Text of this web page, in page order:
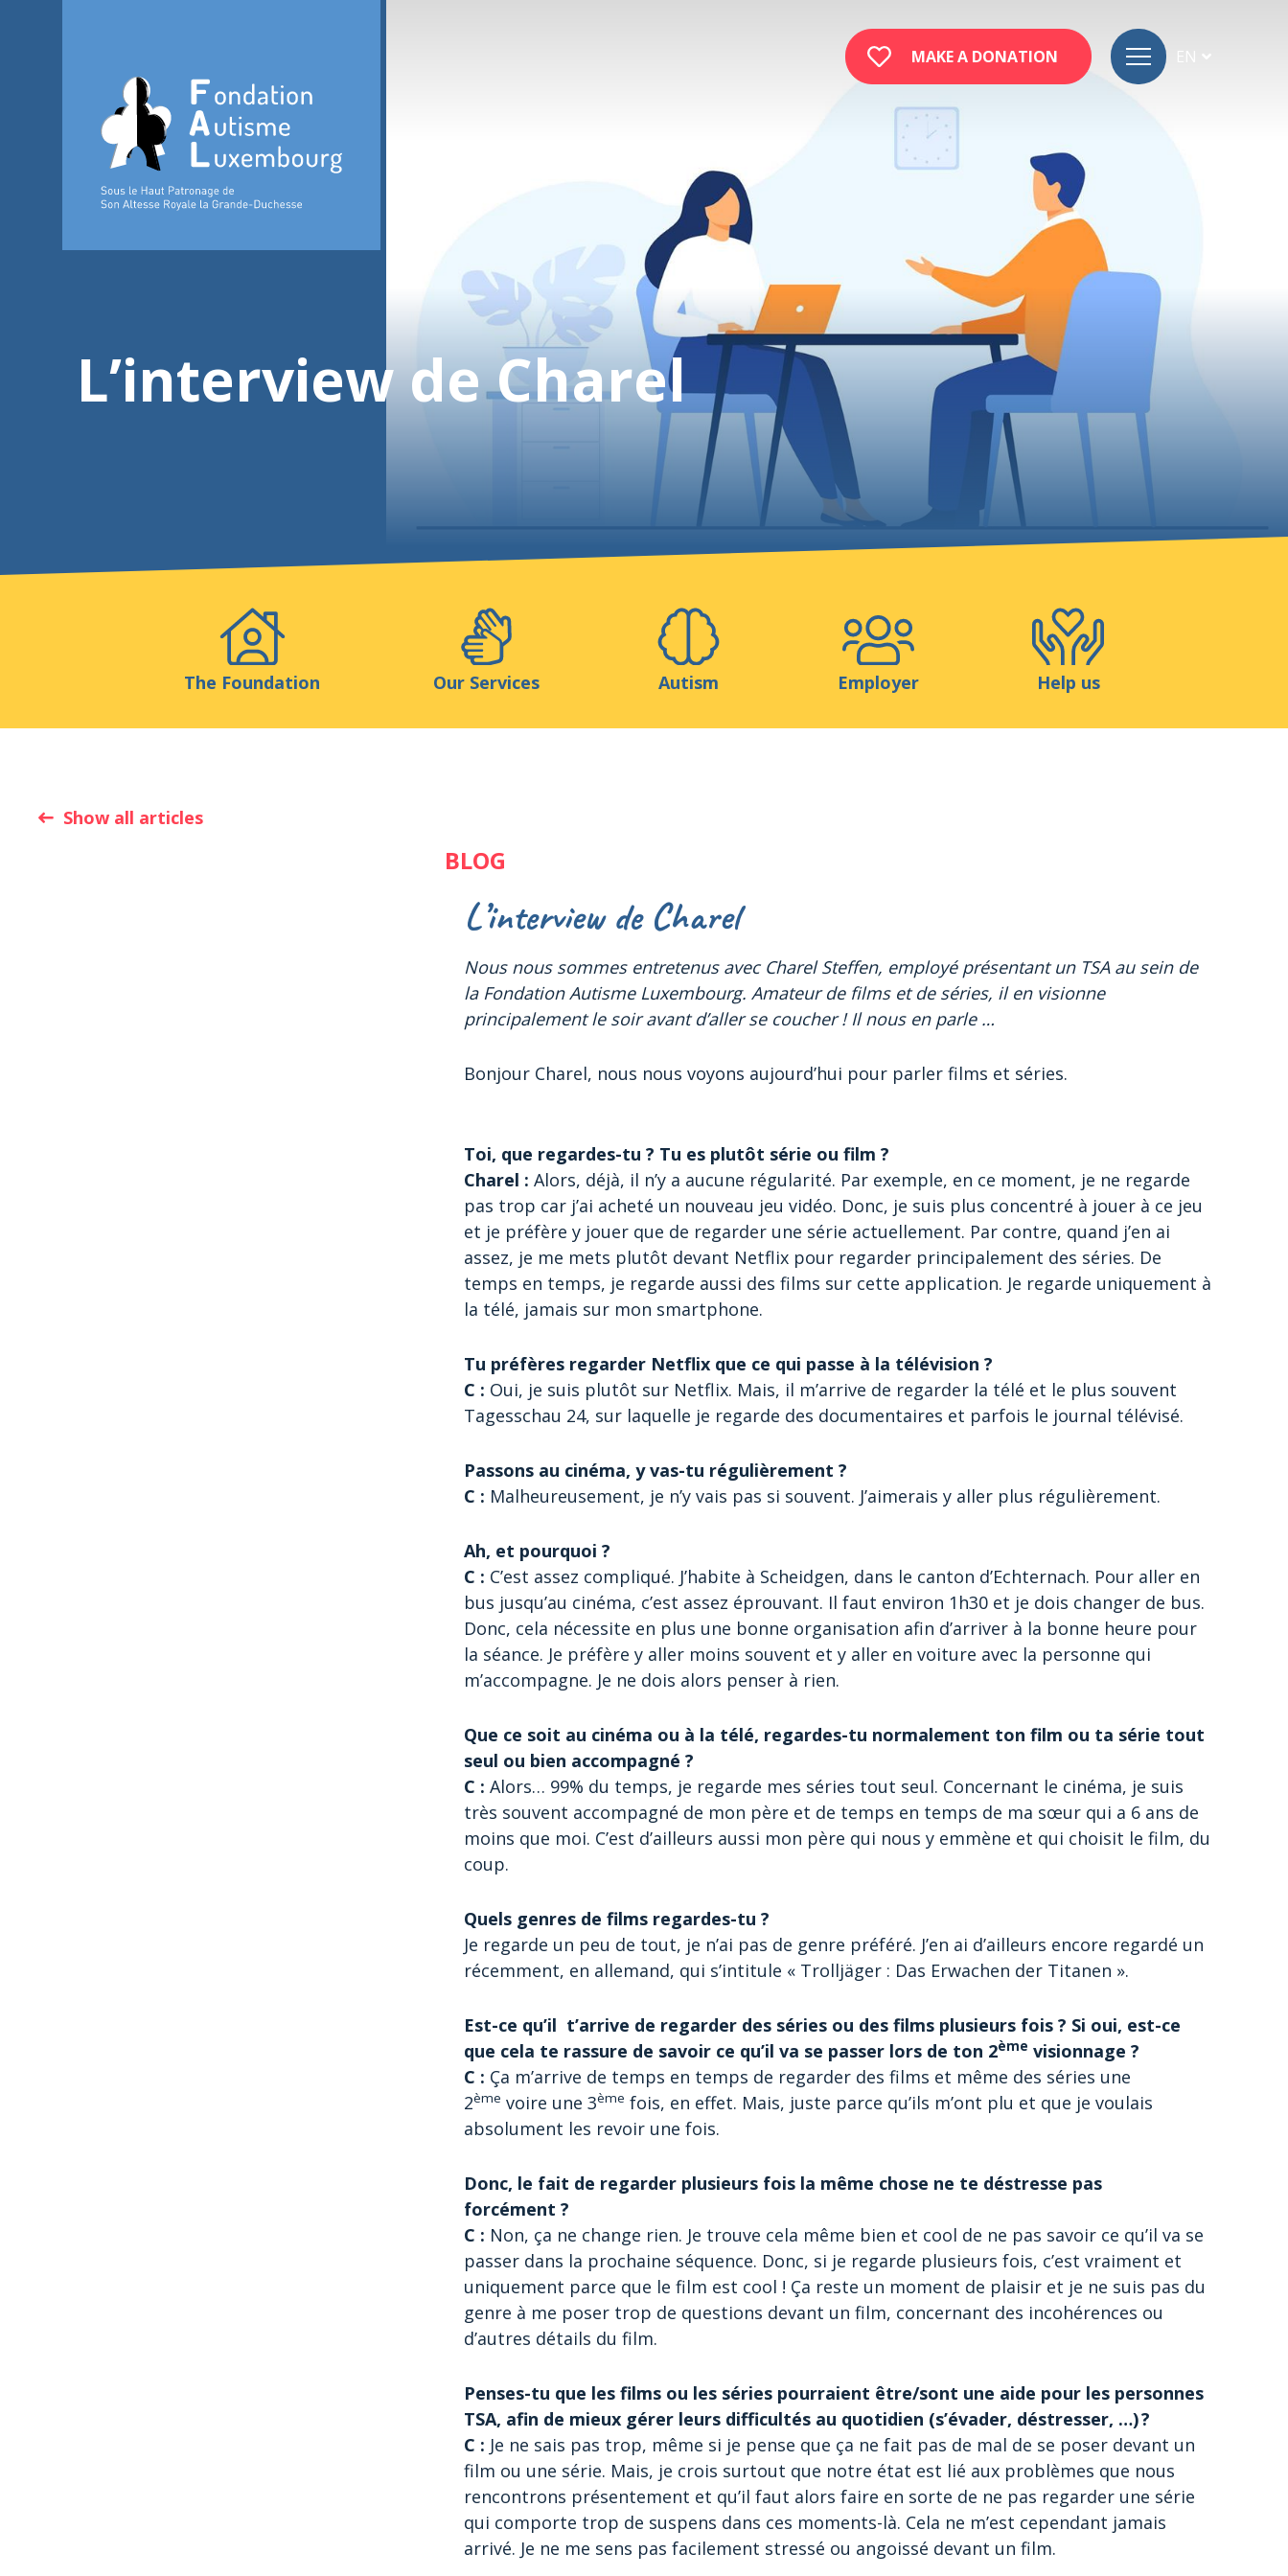
MAKE A DONATION EN
Foundation
Services
Autism
Employer
Support us
L’interview de Charel
The Foundation Our Services Autism Employer Help us
Show all articles
BLOG
L’interview de Charel
Nous nous sommes entretenus avec Charel Steffen, employé présentant un TSA au sein de
la Fondation Autisme Luxembourg. Amateur de films et de séries, il en visionne
principalement le soir avant d’aller se coucher ! Il nous en parle …
Bonjour Charel, nous nous voyons aujourd’hui pour parler films et séries.
Toi, que regardes-tu ? Tu es plutôt série ou film ?
Charel : Alors, déjà, il n’y a aucune régularité. Par exemple, en ce moment, je ne regarde
pas trop car j’ai acheté un nouveau jeu vidéo. Donc, je suis plus concentré à jouer à ce jeu
et je préfère y jouer que de regarder une série actuellement. Par contre, quand j’en ai
assez, je me mets plutôt devant Netflix pour regarder principalement des séries. De
temps en temps, je regarde aussi des films sur cette application. Je regarde uniquement à
la télé, jamais sur mon smartphone.
Tu préfères regarder Netflix que ce qui passe à la télévision ?
C : Oui, je suis plutôt sur Netflix. Mais, il m’arrive de regarder la télé et le plus souvent
Tagesschau 24, sur laquelle je regarde des documentaires et parfois le journal télévisé.
Passons au cinéma, y vas-tu régulièrement ?
C : Malheureusement, je n’y vais pas si souvent. J’aimerais y aller plus régulièrement.
Ah, et pourquoi ?
C : C’est assez compliqué. J’habite à Scheidgen, dans le canton d’Echternach. Pour aller en
bus jusqu’au cinéma, c’est assez éprouvant. Il faut environ 1h30 et je dois changer de bus.
Donc, cela nécessite en plus une bonne organisation afin d’arriver à la bonne heure pour
la séance. Je préfère y aller moins souvent et y aller en voiture avec la personne qui
m’accompagne. Je ne dois alors penser à rien.
Que ce soit au cinéma ou à la télé, regardes-tu normalement ton film ou ta série tout
seul ou bien accompagné ?
C : Alors… 99% du temps, je regarde mes séries tout seul. Concernant le cinéma, je suis
très souvent accompagné de mon père et de temps en temps de ma sœur qui a 6 ans de
moins que moi. C’est d’ailleurs aussi mon père qui nous y emmène et qui choisit le film, du
coup.
Quels genres de films regardes-tu ?
Je regarde un peu de tout, je n’ai pas de genre préféré. J’en ai d’ailleurs encore regardé un
récemment, en allemand, qui s’intitule « Trolljäger : Das Erwachen der Titanen ».
Est-ce qu’il t’arrive de regarder des séries ou des films plusieurs fois ? Si oui, est-ce
que cela te rassure de savoir ce qu’il va se passer lors de ton 2ème visionnage ?
C : Ça m’arrive de temps en temps de regarder des films et même des séries une
2ème voire une 3ème fois, en effet. Mais, juste parce qu’ils m’ont plu et que je voulais
absolument les revoir une fois.
Donc, le fait de regarder plusieurs fois la même chose ne te déstresse pas
forcément ?
C : Non, ça ne change rien. Je trouve cela même bien et cool de ne pas savoir ce qu’il va se
passer dans la prochaine séquence. Donc, si je regarde plusieurs fois, c’est vraiment et
uniquement parce que le film est cool ! Ça reste un moment de plaisir et je ne suis pas du
genre à me poser trop de questions devant un film, concernant des incohérences ou
d’autres détails du film.
Penses-tu que les films ou les séries pourraient être/sont une aide pour les personnes
TSA, afin de mieux gérer leurs difficultés au quotidien (s’évader, déstresser, …) ?
C : Je ne sais pas trop, même si je pense que ça ne fait pas de mal de se poser devant un
film ou une série. Mais, je crois surtout que notre état est lié aux problèmes que nous
rencontrons présentement et qu’il faut alors faire en sorte de ne pas regarder une série
qui comporte trop de suspens dans ces moments-là. Cela ne m’est cependant jamais
arrivé. Je ne me sens pas facilement stressé ou angoissé devant un film.